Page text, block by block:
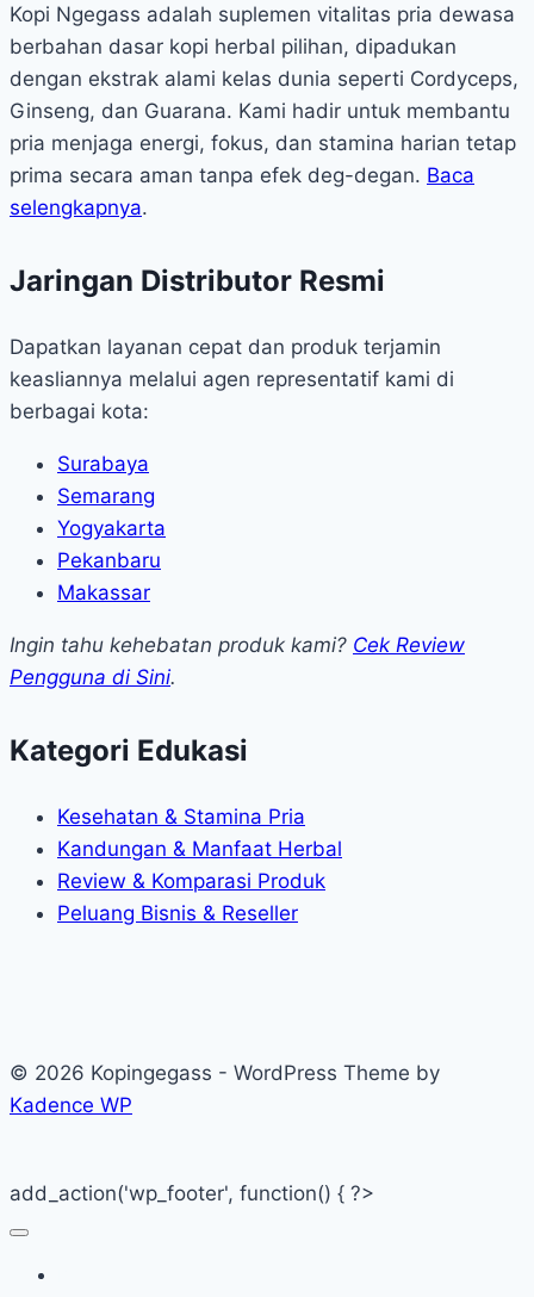
Kopi Ngegass adalah suplemen vitalitas pria dewasa
berbahan dasar kopi herbal pilihan, dipadukan
dengan ekstrak alami kelas dunia seperti Cordyceps,
Ginseng, dan Guarana. Kami hadir untuk membantu
pria menjaga energi, fokus, dan stamina harian tetap
prima secara aman tanpa efek deg-degan. Baca
selengkapnya.
Jaringan Distributor Resmi
Dapatkan layanan cepat dan produk terjamin
keasliannya melalui agen representatif kami di
berbagai kota:
Surabaya
Semarang
Yogyakarta
Pekanbaru
Makassar
Ingin tahu kehebatan produk kami? Cek Review
Pengguna di Sini.
Kategori Edukasi
Kesehatan & Stamina Pria
Kandungan & Manfaat Herbal
Review & Komparasi Produk
Peluang Bisnis & Reseller
© 2026 Kopingegass - WordPress Theme by
Kadence WP
add_action('wp_footer', function() { ?>